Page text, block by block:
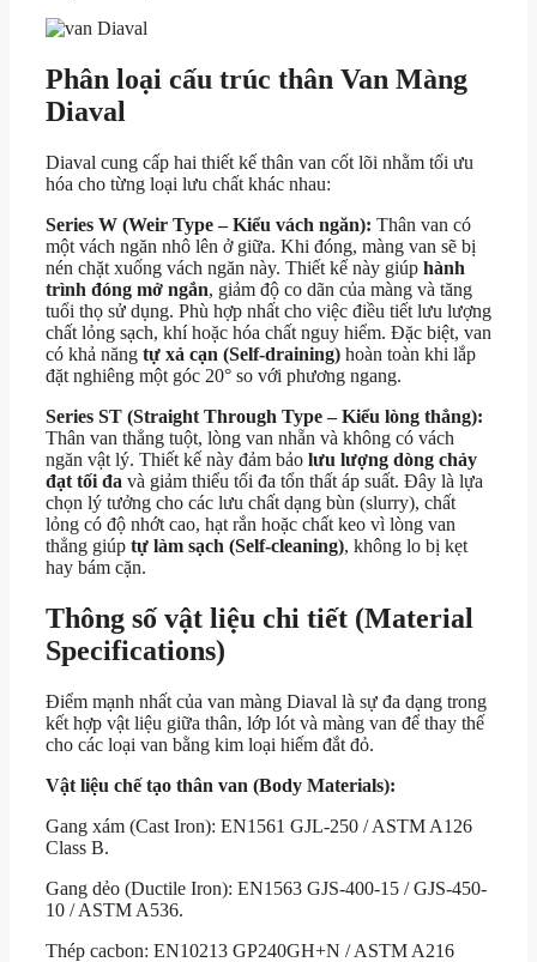
Phân loại cấu trúc thân Van Màng
Diaval
Diaval cung cấp hai thiết kế thân van cốt lõi nhằm tối ưu
hóa cho từng loại lưu chất khác nhau:
Series W (Weir Type – Kiểu vách ngăn): Thân van có
một vách ngăn nhô lên ở giữa. Khi đóng, màng van sẽ bị
nén chặt xuống vách ngăn này. Thiết kế này giúp hành
trình đóng mở ngắn, giảm độ co dãn của màng và tăng
tuổi thọ sử dụng. Phù hợp nhất cho việc điều tiết lưu lượng
chất lỏng sạch, khí hoặc hóa chất nguy hiểm. Đặc biệt, van
có khả năng tự xả cạn (Self-draining) hoàn toàn khi lắp
đặt nghiêng một góc 20° so với phương ngang.
Series ST (Straight Through Type – Kiểu lòng thẳng):
Thân van thẳng tuột, lòng van nhẵn và không có vách
ngăn vật lý. Thiết kế này đảm bảo lưu lượng dòng chảy
đạt tối đa và giảm thiểu tối đa tổn thất áp suất. Đây là lựa
chọn lý tưởng cho các lưu chất dạng bùn (slurry), chất
lỏng có độ nhớt cao, hạt rắn hoặc chất keo vì lòng van
thẳng giúp tự làm sạch (Self-cleaning), không lo bị kẹt
hay bám cặn.
Thông số vật liệu chi tiết (Material
Specifications)
Điểm mạnh nhất của van màng Diaval là sự đa dạng trong
kết hợp vật liệu giữa thân, lớp lót và màng van để thay thế
cho các loại van bằng kim loại hiếm đắt đỏ.
Vật liệu chế tạo thân van (Body Materials):
Gang xám (Cast Iron): EN1561 GJL-250 / ASTM A126
Class B.
Gang dẻo (Ductile Iron): EN1563 GJS-400-15 / GJS-450-
10 / ASTM A536.
Thép cacbon: EN10213 GP240GH+N / ASTM A216